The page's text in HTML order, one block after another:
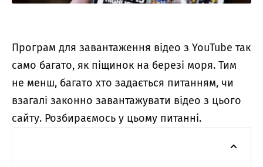
Програм для завантаження відео з YouTube так
само багато, як піщинок на березі моря. Тим
не менш, багато хто задається питанням, чи
взагалі законно завантажувати відео з цього
сайту. Розбираємось у цьому питанні.